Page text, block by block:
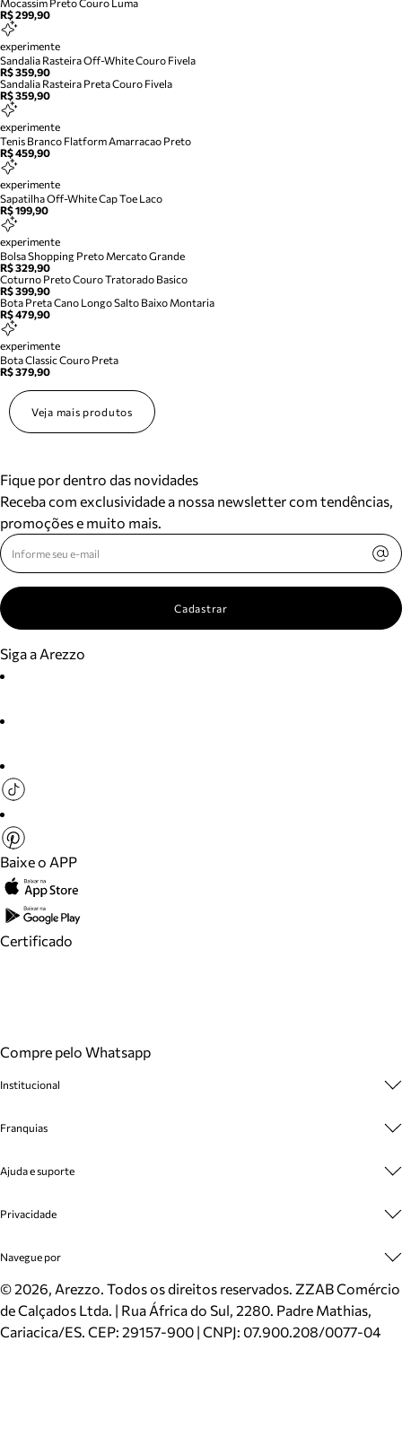
Mocassim Preto Couro Luma
R$ 299,90
experimente
Sandalia Rasteira Off-White Couro Fivela
R$ 359,90
Sandalia Rasteira Preta Couro Fivela
R$ 359,90
experimente
Tenis Branco Flatform Amarracao Preto
R$ 459,90
experimente
Sapatilha Off-White Cap Toe Laco
R$ 199,90
experimente
Bolsa Shopping Preto Mercato Grande
R$ 329,90
Coturno Preto Couro Tratorado Basico
R$ 399,90
Bota Preta Cano Longo Salto Baixo Montaria
R$ 479,90
experimente
Bota Classic Couro Preta
R$ 379,90
Veja mais produtos
Fique por dentro das novidades
Receba com exclusividade a nossa newsletter com tendências,
promoções e muito mais.
Cadastrar
Siga a Arezzo
Baixe o APP
Certificado
Compre pelo Whatsapp
Institucional
Cashback
Venda Corporativa
Mapa do Site
Inverno
Mundo Arezzo
Franquias
Plano de Negócio
Ajuda e suporte
Cadastro
Meus Pedidos
Trocas e Devoluções
Cartão Presente
Localizador de lojas
Privacidade
Politica e Privacidade
Navegue por
Sapatos
Bolsas
Scarpins
©2026, Arezzo. Todos os direitos reservados. ZZAB Comércio
de Calçados Ltda. | Rua África do Sul, 2280. Padre Mathias,
Cariacica/ES. CEP: 29157-900 | CNPJ: 07.900.208/0077-04